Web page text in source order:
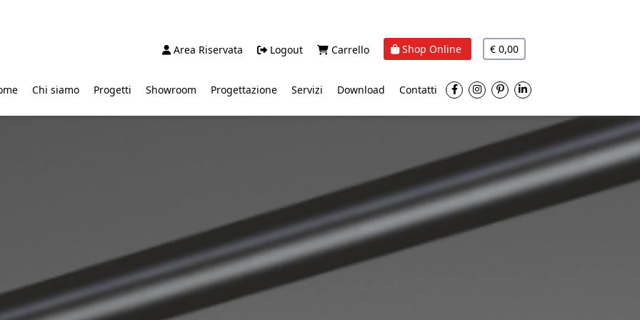
Area Riservata Logout Carrello Shop Online € 0,00
Chi siamo Progetti Showroom Progettazione Servizi Download Contatti